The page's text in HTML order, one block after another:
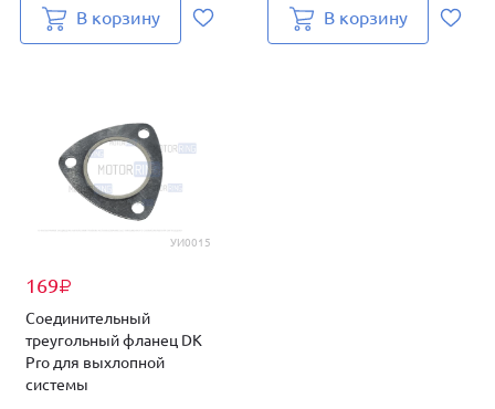
В корзину В корзину
УИ0015
169₽
Соединительный
треугольный фланец DK
Pro для выхлопной
системы